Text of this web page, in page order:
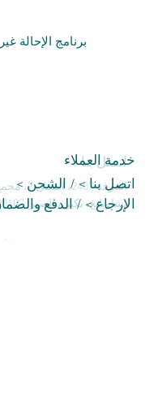
برنامج الإحالة
اتصل بنا
الغرفة
تشاويانغ، بكين، الصين 100107
خدمة العملاء
اتصل بنا> /الشحن>
الإرجاع > / الدفع